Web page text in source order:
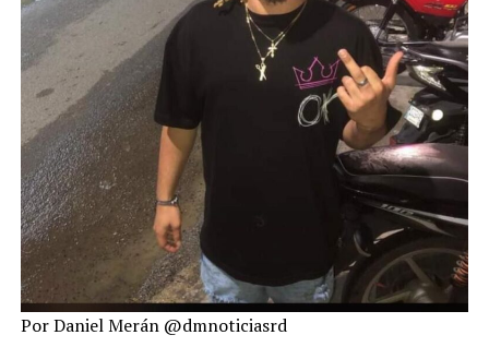
Por Daniel Merán @dmnoticiasrd